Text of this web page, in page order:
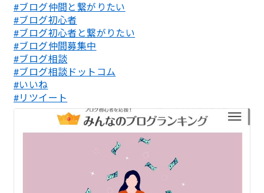
#ブログ仲間と繋がりたい
#ブログ初心者
#ブログ初心者と繋がりたい
#ブログ仲間募集中
#ブログ相談
#ブログ相談ドットコム
#いいね
#リツイート